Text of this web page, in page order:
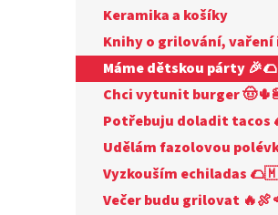
Keramika a košíky
Knihy o grilování, vaření
Máme dětskou párty
Chci vytunit burger
Potřebuju doladit tacos
Udělám fazolovou
Vyzkouším echiladas
Večer budu grilovat